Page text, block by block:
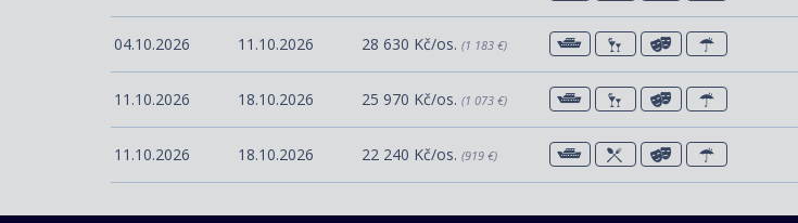
04.10.2026 11.10.2026 28 630 Kč/os. (1 183 €)
11.10.2026 18.10.2026 25 970 Kč/os. (1 073 €)
11.10.2026 18.10.2026 22 240 Kč/os. (919 €)